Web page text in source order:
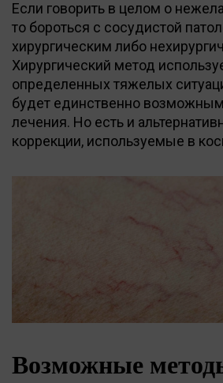
Если говорить в целом о
то бороться с сосудистой
хирургическим либо
Хирургический метод
определенных тяжелых
будет единственно
лечения. Но есть и
коррекции, используемые в
Возможные